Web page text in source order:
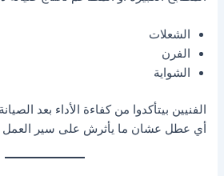
الشعلات
الفرن
الشواية
الفنيين بيتأكدوا من كفاءة الأداء بعد
أي عطل عشان ما يأثرش على سير العمل